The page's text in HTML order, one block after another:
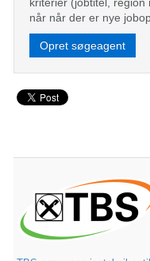
når når der er nye
Opret søgeagent